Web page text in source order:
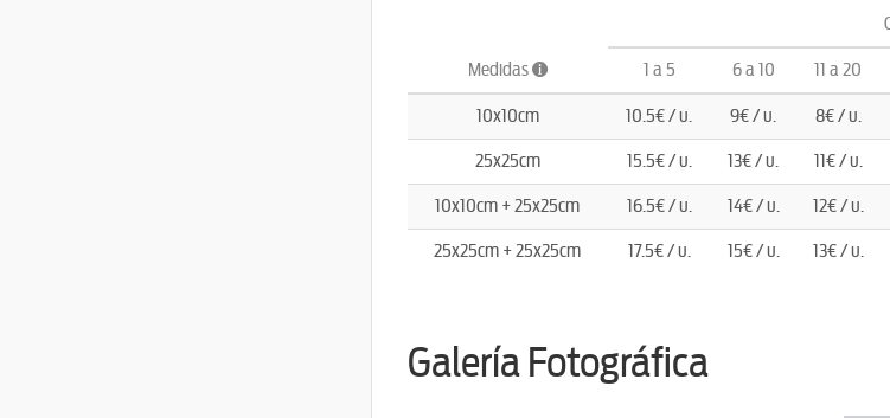
Medidas 1 a 5 6 a 10 11 a 20
10x10cm 10.5€ / u. 9€ / u. 8€ / u.
25x25cm 15.5€ / u. 13€ / u. 11€ / u.
10x10cm + 25x25cm 16.5€ / u. 14€ / u. 12€ / u.
25x25cm + 25x25cm 17.5€ / u. 15€ / u. 13€ / u.
Galería Fotográfica